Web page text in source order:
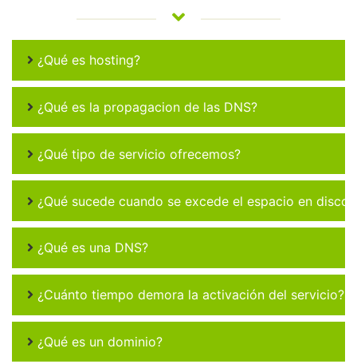
¿Qué es hosting?
¿Qué es la propagacion de las DNS?
¿Qué tipo de servicio ofrecemos?
¿Qué sucede cuando se excede el espacio en disco
¿Qué es una DNS?
¿Cuánto tiempo demora la activación del servicio?
¿Qué es un dominio?